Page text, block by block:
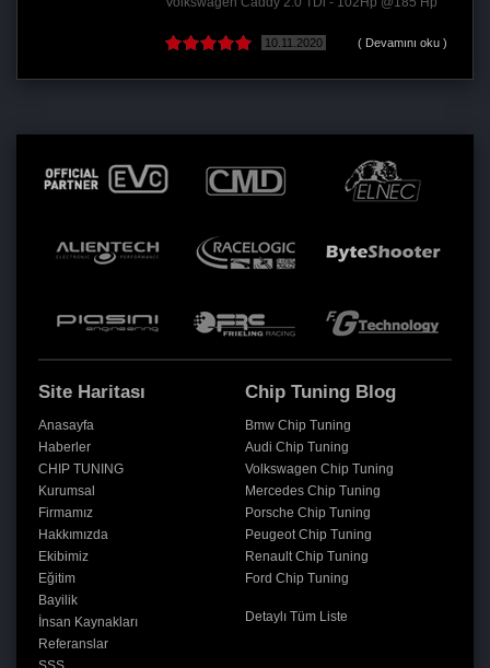
10.11.2020 ( Devamını oku )
Site Haritası
Anasayfa
Haberler
CHIP TUNING
Kurumsal
Firmamız
Hakkımızda
Ekibimiz
Eğitim
Bayilik
İnsan Kaynakları
Referanslar
Chip Tuning Blog
Bmw Chip Tuning
Audi Chip Tuning
Volkswagen Chip Tuning
Mercedes Chip Tuning
Porsche Chip Tuning
Peugeot Chip Tuning
Renault Chip Tuning
Ford Chip Tuning
Detaylı Tüm Liste